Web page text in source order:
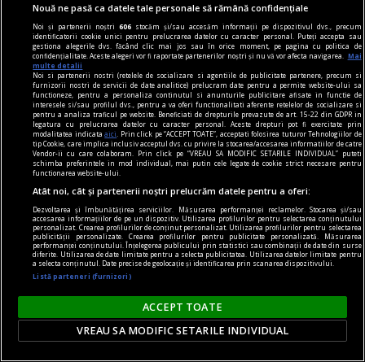
„O minciună distribuită pe telefon a ajuns să
însemne un salvator în sala de operație”
Departamentul pentru Situații de Urgență (DSU)
avertizează asupra consecințelor grave ale
dezinformării, după ce un echipaj al Ambulanței
Cluj a fost atacat în timp ce transporta un
pacient la spital, în județul Cluj.
Nouă ne pasă ca datele tale personale să rămână confidențiale
Noi și partenerii noștri606 stocăm și/sau accesăm informații pe dispozitivul dvs., precum
identificatorii cookie unici pentru prelucrarea datelor cu caracter personal. Puteți accepta sau
gestiona alegerile dvs. făcând clic mai jos sau în orice moment, pe pagina cu politica de
confidențialitate. Aceste alegeri vor fi raportate partenerilor noștri și nu vă vor afecta navigarea.
Mai
multe detalii
Noi si partenerii nostri (retelele de socializare si agentiile de publicitate partenere, precum si
furnizorii nostri de servicii de date analitice) prelucram date pentru a permite website-ului sa
functioneze, pentru a personaliza continutul si anunturile publicitare afisate in functie de
interesele si/sau profilul dvs., pentru a va oferi functionalitati aferente retelelor de socializare si
pentru a analiza traficul pe website. Beneficiati de drepturile prevazute de art. 15-22 din GDPR in
legatura cu prelucrarea datelor cu caracter personal. Aceste drepturi pot fi exercitate prin
modalitatea indicataaici
. Prin click pe “ACCEPT TOATE”, acceptati folosirea tuturor Tehnologiilor de
tip Cookie, care implica inclusiv acceptul dvs. cu privire la stocarea/accesarea informatiilor de catre
Vendor-ii cu care colaboram. Prin click pe “VREAU SA MODIFIC SETARILE INDIVIDUAL” puteti
schimba preferintele in mod individual, mai putin cele legate de cookie strict necesare pentru
functionarea website-ului.
Atât noi, cât și partenerii noștri prelucrăm datele pentru a oferi:
Dezvoltarea și îmbunătățirea serviciilor. Măsurarea performanței reclamelor. Stocarea și/sau
accesarea informațiilor de pe un dispozitiv. Utilizarea profilurilor pentru selectarea conținutului
personalizat. Crearea profilurilor de conținut personalizat. Utilizarea profilurilor pentru selectarea
publicității personalizate. Crearea profilurilor pentru publicitate personalizată. Măsurarea
performanței conținutului. Înțelegerea publicului prin statistici sau combinații de date din surse
diferite. Utilizarea de date limitate pentru a selecta publicitatea. Utilizarea datelor limitate pentru
a selecta conținutul. Date precise de geolocație și identificarea prin scanarea dispozitivului.
Listă parteneri (furnizori)
ACCEPT TOATE
VREAU SA MODIFIC SETARILE INDIVIDUAL